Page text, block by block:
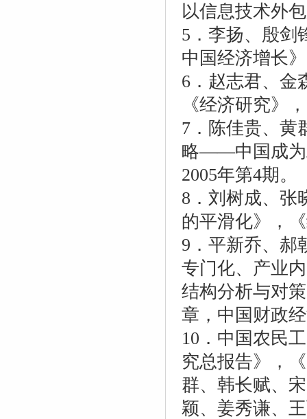
以信息技术外
5．李扬、殷剑
中国经济增长
6．赵志君、金
《经济研究》
7．陈佳贵、黄
略——中国成为
2005年第4期。
8．刘树成、张
的平滑化》，
9．平新乔、郝
专门化、产业
结构分析与对
章，中国财政
10．中国农民
究总报告》，
群、韩长赋、
颖、姜秀谦、